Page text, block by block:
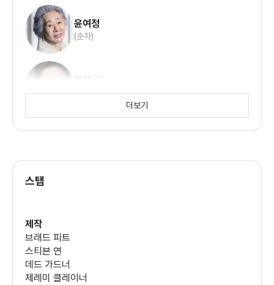
제이콥은
농업으로 사업을 하려고 하는데 광활한 토지만 있는 상황이라
농업도
그리 쉬운 건 아니다. 트랙터를 팔러 온 폴(윌 패튼)이
열심히 할 테니 자신을 써 달라며 제이콥의 농장일을 돕지만 일이
수월히
생계를 하던 모니카카 딸 앤(노엘 조)과 데이빗(앨런 김)을 돌보기
모친인 순자(윤여정)를 미국으로 부르고 작품은 순자의 등장 이후
할머니와
손자들간의 일상으로 결이 풍성해 진다. 한국에서 미나리 종자를
가져와
윤여정
(순자)
앨런 김
(데이빗)
더보기
스탭
제작
브래드 피트
스티븐 연
데드 가드너
제레미 클레이너